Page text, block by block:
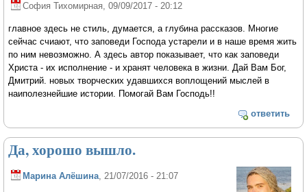
София Тихомирная, 09/09/2017 - 20:12
главное здесь не стиль, думается, а глубина рассказов. Многие
сейчас счиают, что заповеди Господа устарели и в наше время жить
по ним невозможно. А здесь автор показывает, что как заповеди
Христа - их исполнение - и хранят человека в жизни. Дай Вам Бог,
Дмитрий. новых творческих удавшихся воплощений мыслей в
наиполезнейшие истории. Помогай Вам Господь!!
ответить
Да, хорошо вышло.
Марина Алёшина, 21/07/2016 - 21:07